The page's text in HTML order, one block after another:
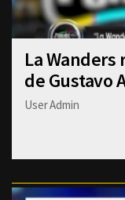
La
de Gustavo
User Admin